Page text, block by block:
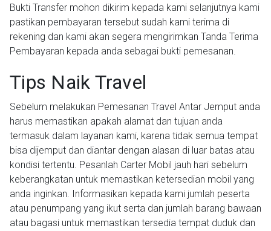
Bukti Transfer mohon dikirim kepada kami selanjutnya kami
pastikan pembayaran tersebut sudah kami terima di
rekening dan kami akan segera mengirimkan Tanda Terima
Pembayaran kepada anda sebagai bukti pemesanan.
Tips Naik Travel
Sebelum melakukan Pemesanan Travel Antar Jemput anda
harus memastikan apakah alamat dan tujuan anda
termasuk dalam layanan kami, karena tidak semua tempat
bisa dijemput dan diantar dengan alasan di luar batas atau
kondisi tertentu. Pesanlah Carter Mobil jauh hari sebelum
keberangkatan untuk memastikan ketersedian mobil yang
anda inginkan. Informasikan kepada kami jumlah peserta
atau penumpang yang ikut serta dan jumlah barang bawaan
atau bagasi untuk memastikan tersedia tempat duduk dan